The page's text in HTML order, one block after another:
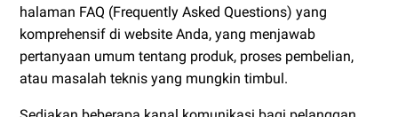
halaman FAQ (Frequently Asked Questions) yang
komprehensif di website Anda, yang menjawab
pertanyaan umum tentang produk, proses pembelian,
atau masalah teknis yang mungkin timbul.